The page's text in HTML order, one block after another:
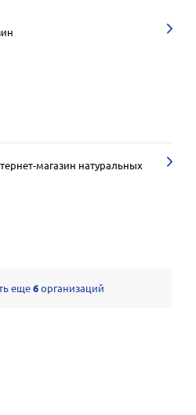
магазин натуральных
еще6организаций